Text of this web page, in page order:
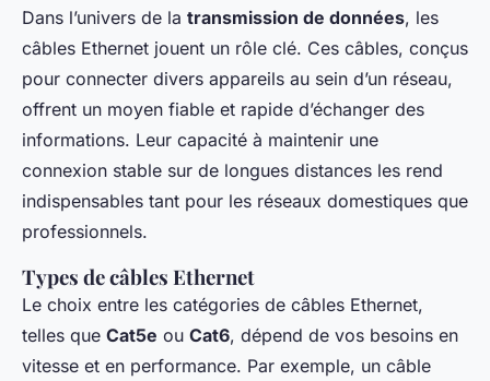
Dans l’univers de la transmission de données, les
câbles Ethernet jouent un rôle clé. Ces câbles, conçus
pour connecter divers appareils au sein d’un réseau,
offrent un moyen fiable et rapide d’échanger des
informations. Leur capacité à maintenir une
connexion stable sur de longues distances les rend
indispensables tant pour les réseaux domestiques que
professionnels.
Types de câbles Ethernet
Le choix entre les catégories de câbles Ethernet,
telles que Cat5e ou Cat6, dépend de vos besoins en
vitesse et en performance. Par exemple, un câble